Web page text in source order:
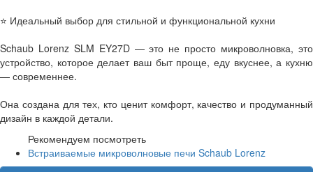
⭐ Идеальный выбор для стильной и функциональной кухни
Schaub Lorenz SLM EY27D — это не просто микроволновка, это
устройство, которое делает ваш быт проще, еду вкуснее, а кухню
— современнее.
Она создана для тех, кто ценит комфорт, качество и продуманный
дизайн в каждой детали.
Рекомендуем посмотреть
Встраиваемые микроволновые печи Schaub Lorenz